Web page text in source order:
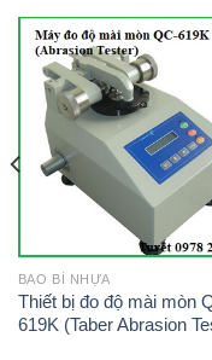
BAO BÌ NHỰA
Thiết bị đo độ mài mòn
619K (Taber Abrasion